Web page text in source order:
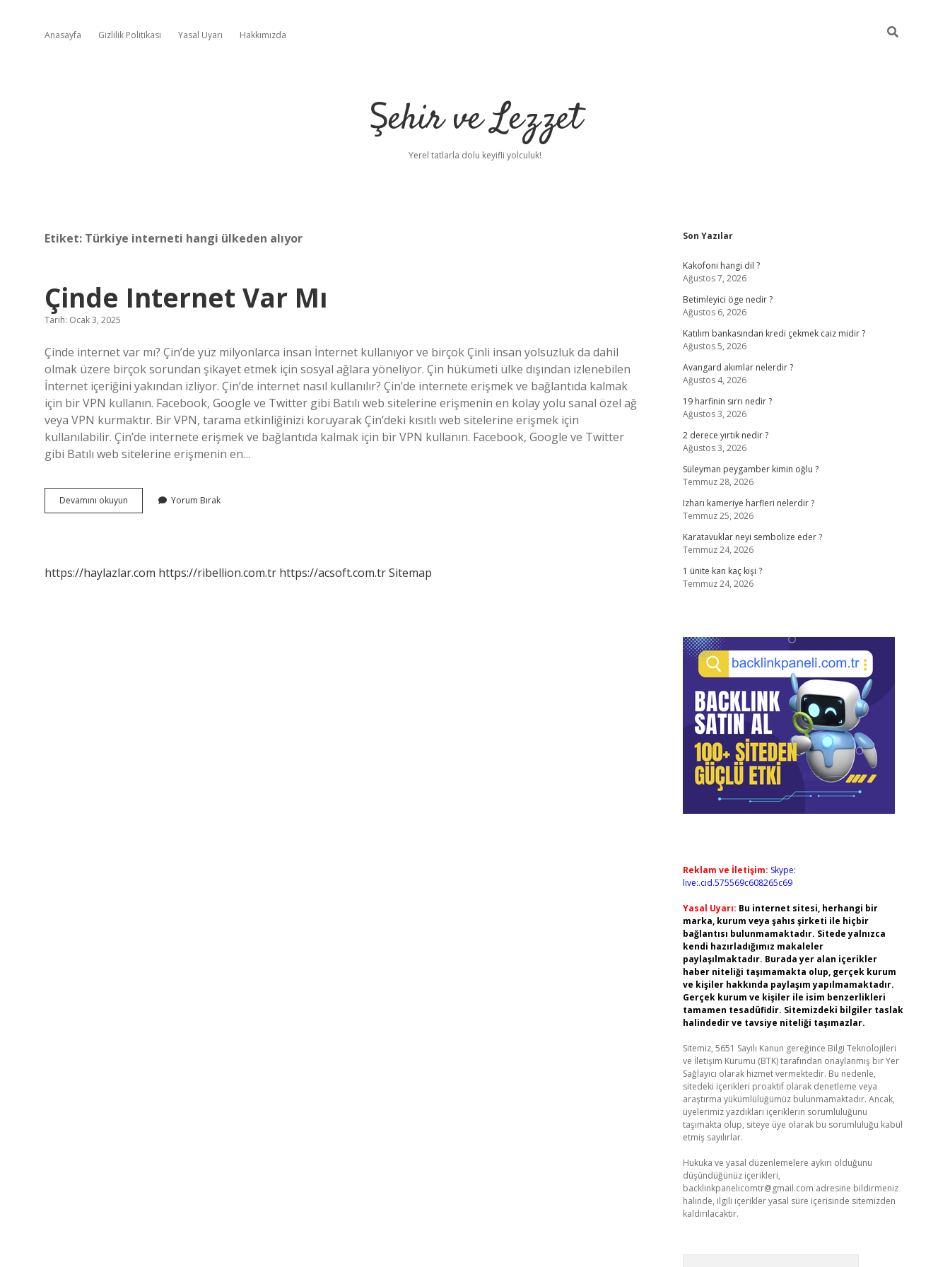
Anasayfa Gizlilik Politikası Yasal Uyarı Hakkımızda
Şehir ve Lezzet
Yerel tatlarla dolu keyifli yolculuk!
Etiket: Türkiye interneti hangi ülkeden alıyor
Çinde Internet Var Mı
Tarih: Ocak 3, 2025
Çinde internet var mı? Çin’de yüz milyonlarca insan İnternet kullanıyor ve birçok Çinli insan yolsuzluk da dahil
olmak üzere birçok sorundan şikayet etmek için sosyal ağlara yöneliyor. Çin hükümeti ülke dışından izlenebilen
İnternet içeriğini yakından izliyor. Çin’de internet nasıl kullanılır? Çin’de internete erişmek ve bağlantıda kalmak
için bir VPN kullanın. Facebook, Google ve Twitter gibi Batılı web sitelerine erişmenin en kolay yolu sanal özel ağ
veya VPN kurmaktır. Bir VPN, tarama etkinliğinizi koruyarak Çin’deki kısıtlı web sitelerine erişmek için
kullanılabilir. Çin’de internete erişmek ve bağlantıda kalmak için bir VPN kullanın. Facebook, Google ve Twitter
gibi Batılı web sitelerine erişmenin en…
Devamını okuyun
Internet
Yorum Bırak
https://haylazlar.com https://ribellion.com.tr https://acsoft.com.trSitemap
Sidebar
Son Yazılar
Kakofoni hangi dil ?
Ağustos 7, 2026
Betimleyici öge nedir ?
Ağustos 6, 2026
Katılım bankasından kredi çekmek caiz midir ?
Ağustos 5, 2026
Avangard akımlar nelerdir ?
Ağustos 4, 2026
19 harfinin sırrı nedir ?
Ağustos 3, 2026
2 derece yırtık nedir ?
Ağustos 3, 2026
Süleyman peygamber kimin oğlu ?
Temmuz 28, 2026
Izharı kameriye harfleri nelerdir ?
Temmuz 25, 2026
Karatavuklar neyi sembolize eder ?
Temmuz 24, 2026
1 ünite kan kaç kişi ?
Temmuz 24, 2026
Reklam ve İletişim: Skype:
live:.cid.575569c608265c69
Yasal Uyarı: Bu internet sitesi, herhangi bir
marka, kurum veya şahıs şirketi ile hiçbir
bağlantısı bulunmamaktadır. Sitede yalnızca
kendi hazırladığımız makaleler
paylaşılmaktadır. Burada yer alan içerikler
haber niteliği taşımamakta olup, gerçek kurum
ve kişiler hakkında paylaşım yapılmamaktadır.
Gerçek kurum ve kişiler ile isim benzerlikleri
tamamen tesadüfidir. Sitemizdeki bilgiler taslak
halindedir ve tavsiye niteliği taşımazlar.
Sitemiz, 5651 Sayılı Kanun gereğince Bilgi Teknolojileri
ve İletişim Kurumu (BTK) tarafından onaylanmış bir Yer
Sağlayıcı olarak hizmet vermektedir. Bu nedenle,
sitedeki içerikleri proaktif olarak denetleme veya
araştırma yükümlülüğümüz bulunmamaktadır. Ancak,
üyelerimiz yazdıkları içeriklerin sorumluluğunu
taşımakta olup, siteye üye olarak bu sorumluluğu kabul
etmiş sayılırlar.
Hukuka ve yasal düzenlemelere aykırı olduğunu
düşündüğünüz içerikleri,
backlinkpanelicomtr@gmail.com adresine bildirmeniz
halinde, ilgili içerikler yasal süre içerisinde sitemizden
kaldırılacaktır.